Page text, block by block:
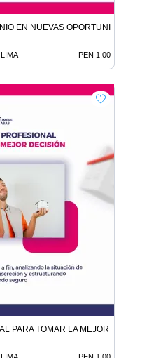
EN NUEVAS OPORTUNIDADES
LIMA PEN 1.00
PARA TOMAR LA MEJOR DECISIÓN
LIMA PEN 1.00